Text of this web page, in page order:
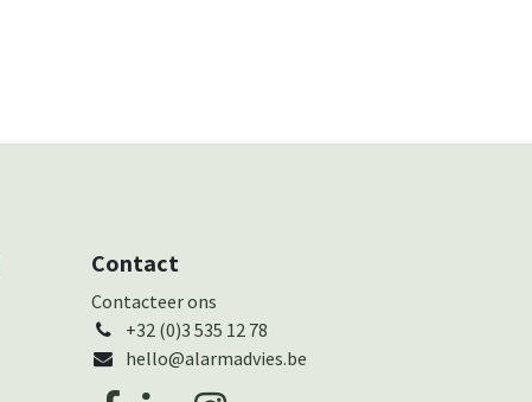
Contact
Cont​actee​r ons
+32 (0)3 535 12 78
hello@alarmadvies.be